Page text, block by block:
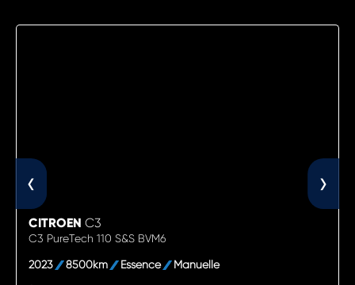
CITROEN C3
C3 PureTech 110 S&S BVM6
2023 8500km Essence Manuelle
‹ ›